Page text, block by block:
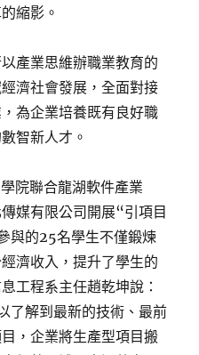
縮影。
產業思維辦職業教育的
濟社會發展，全面對接
為企業培養既有良好職
智新人才。
院聯合龍湖軟件產業
媒有限公司開展“引項目
與的25名學生不僅鍛煉
濟收入，提升了學生的
工程系主任趙乾坤說：
了解到最新的技術、最前
，企業將生產型項目搬